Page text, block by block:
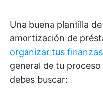
Una buena plantilla
amortización de
organizar tus finanzas
general de tu
debes buscar: